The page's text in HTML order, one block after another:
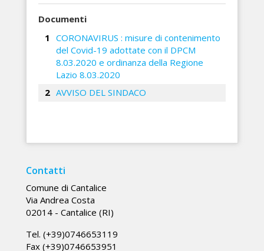
Documenti
CORONAVIRUS : misure di contenimento
del Covid-19 adottate con il DPCM
8.03.2020 e ordinanza della Regione
Lazio 8.03.2020
AVVISO DEL SINDACO
Contatti
Comune di Cantalice
Via Andrea Costa
02014 - Cantalice (RI)
Tel. (+39)0746653119
Fax (+39)0746653951